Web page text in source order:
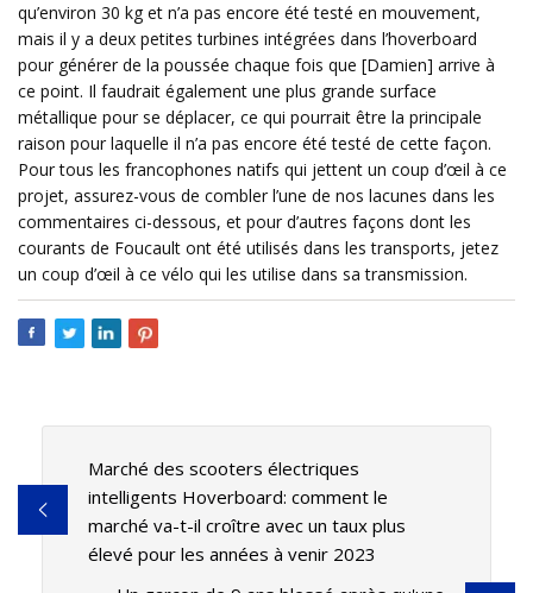
qu’environ 30 kg et n’a pas encore été testé en mouvement,
mais il y a deux petites turbines intégrées dans l’hoverboard
pour générer de la poussée chaque fois que [Damien] arrive à
ce point. Il faudrait également une plus grande surface
métallique pour se déplacer, ce qui pourrait être la principale
raison pour laquelle il n’a pas encore été testé de cette façon.
Pour tous les francophones natifs qui jettent un coup d’œil à ce
projet, assurez-vous de combler l’une de nos lacunes dans les
commentaires ci-dessous, et pour d’autres façons dont les
courants de Foucault ont été utilisés dans les transports, jetez
un coup d’œil à ce vélo qui les utilise dans sa transmission.
Marché des scooters électriques
intelligents Hoverboard: comment le
marché va-t-il croître avec un taux plus
élevé pour les années à venir 2023